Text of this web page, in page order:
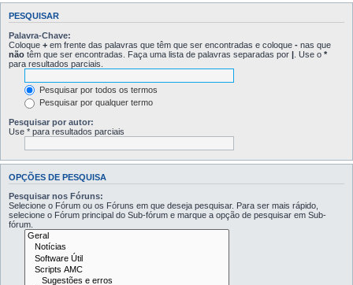
PESQUISAR
Palavra-Chave:
Coloque + em frente das palavras que têm que ser encontradas e coloque - nas que
não têm que ser encontradas. Faça uma lista de palavras separadas por | . Use o *
para resultados parciais.
Pesquisar por todos os termos
Pesquisar por qualquer termo
Pesquisar por autor:
Use * para resultados parciais
OPÇÕES DE PESQUISA
Pesquisar nos Fóruns:
Selecione o Fórum ou os Fóruns em que deseja pesquisar. Para ser mais rápido,
selecione o Fórum principal do Sub-fórum e marque a opção de pesquisar em Sub-
fórum.